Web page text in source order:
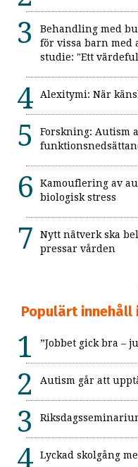
Behandling med
för vissa barn med
studie: "Ett
Alexitymi: När
Forskning: Autism
Kamouflering av
biologisk stress
Nytt nätverk ska
pressar vården
Populärt innehåll
”Jobbet gick bra –
Autism går att
Lyckad skolgång